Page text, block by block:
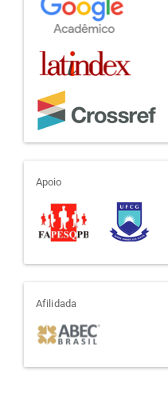
apoio
Apoio
afiliada
Afilidada